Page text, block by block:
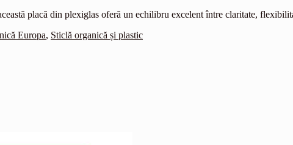
placă din plexiglas oferă un echilibru excelent între claritate,
Europa, Sticlă organică și plastic